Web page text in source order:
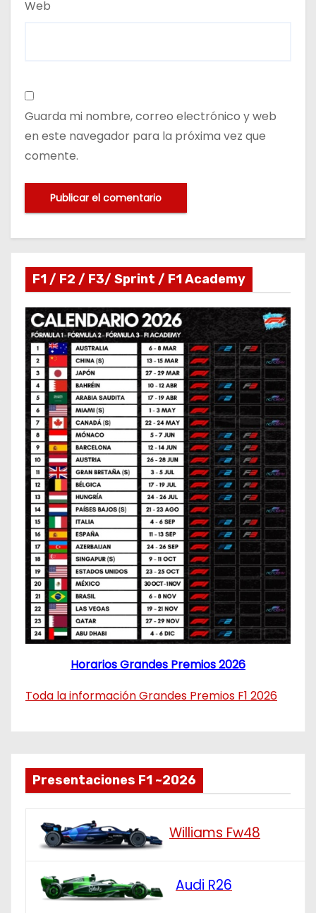
Web
Guarda mi nombre, correo electrónico y web
en este navegador para la próxima vez que
comente.
F1 / F2 / F3/ Sprint / F1 Academy
Horarios Grandes Premios 2026
Toda la información Grandes Premios F1 2026
Presentaciones F1 ~2026
Williams Fw48
Audi R26